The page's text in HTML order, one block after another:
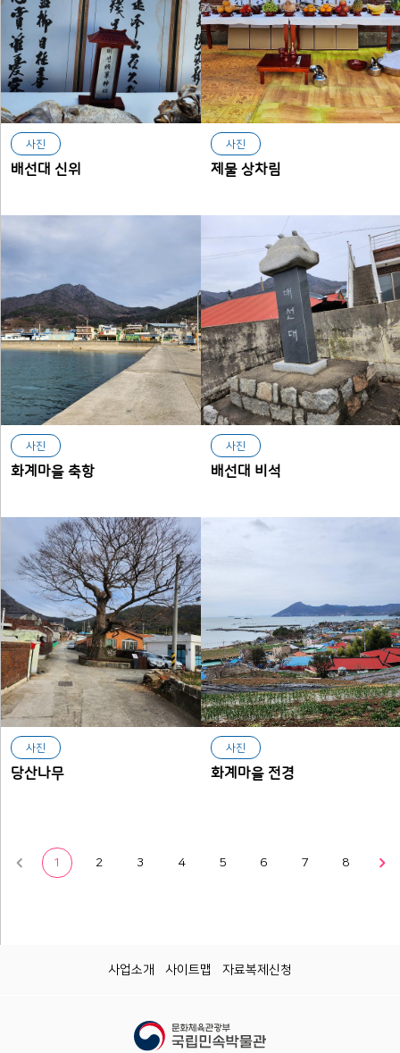
사진
배선대 신위
사진
제물 상차림
사진
화계마을 축항
사진
배선대 비석
사진
당산나무
사진
화계마을 전경
1 2 3 4 5 6 7 8
사업소개 사이트맵 자료복제신청